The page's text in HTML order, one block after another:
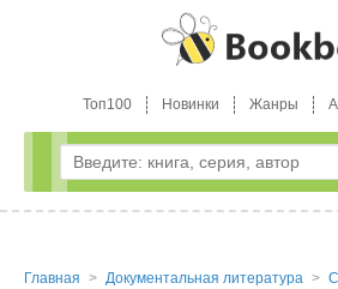
Топ100 Новинки Жанры
Главная Документальная литература